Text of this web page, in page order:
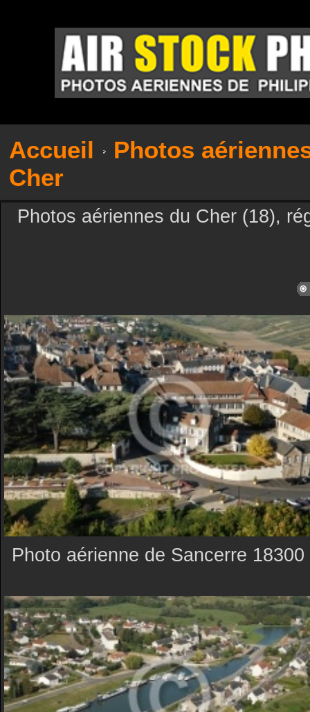
Accueil
Photos
Cher
Photos aériennes du Cher (18),
Photo aérienne de Sancerre 18300